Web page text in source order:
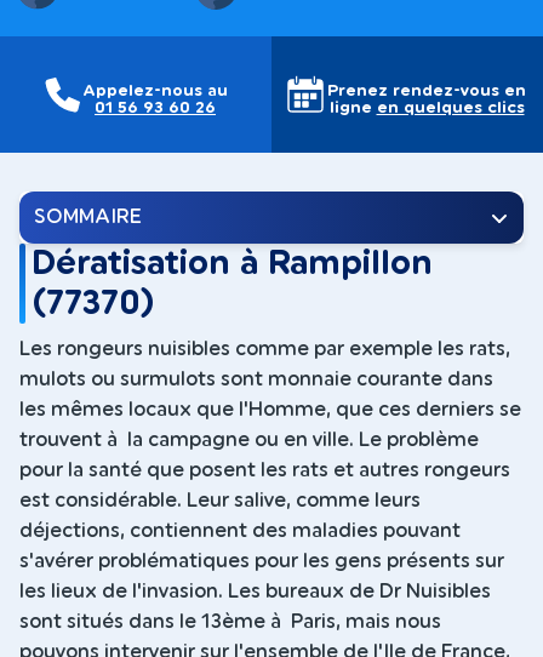
Appelez-nous au
01 56 93 60 26
Prenez rendez-vous en
ligne en quelques clics
SOMMAIRE
Dératisation à Rampillon
(77370)
Les rongeurs nuisibles comme par exemple les rats,
mulots ou surmulots sont monnaie courante dans
les mêmes locaux que l'Homme, que ces derniers se
trouvent à la campagne ou en ville. Le problème
pour la santé que posent les rats et autres rongeurs
est considérable. Leur salive, comme leurs
déjections, contiennent des maladies pouvant
s'avérer problématiques pour les gens présents sur
les lieux de l'invasion. Les bureaux de Dr Nuisibles
sont situés dans le 13ème à Paris, mais nous
pouvons intervenir sur l'ensemble de l'Ile de France,